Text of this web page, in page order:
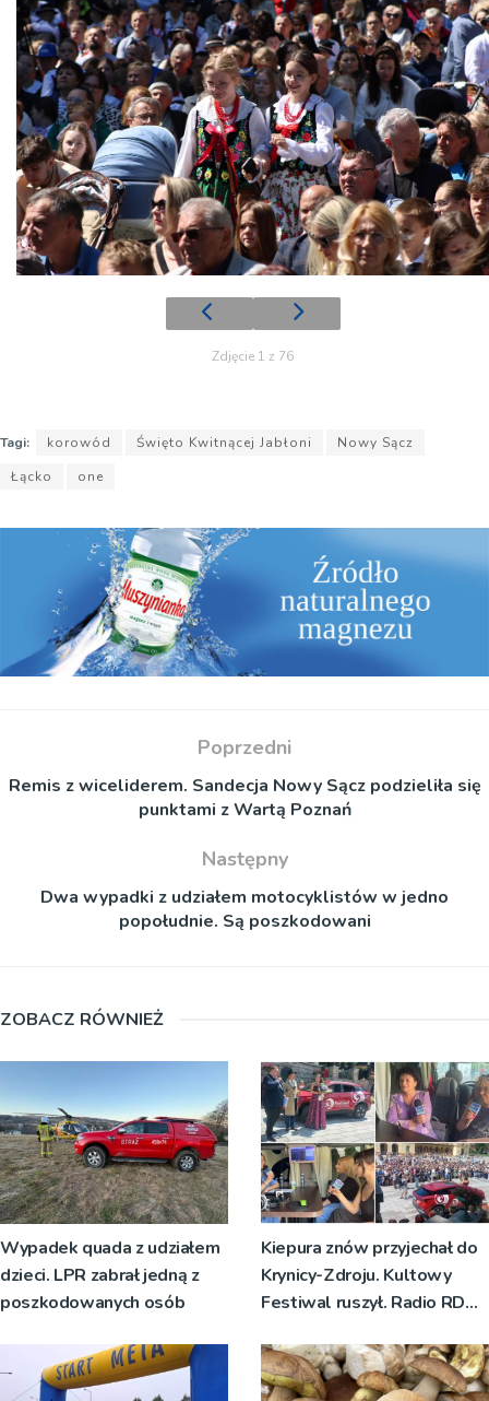
Zdjęcie 1 z 76
Tagi: korowód Święto Kwitnącej Jabłoni
Nowy Sącz
Łącko
one
Poprzedni
Remis z wiceliderem. Sandecja Nowy Sącz podzieliła się
punktami z Wartą Poznań
Następny
Dwa wypadki z udziałem motocyklistów w jedno
popołudnie. Są poszkodowani
ZOBACZ RÓWNIEŻ
Wypadek quada z udziałem
dzieci. LPR zabrał jedną z
poszkodowanych osób
Kiepura znów przyjechał do
Krynicy-Zdroju. Kultowy
Festiwal ruszył. Radio RDN
[ZDJĘCIA]